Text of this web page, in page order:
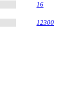
16
12300